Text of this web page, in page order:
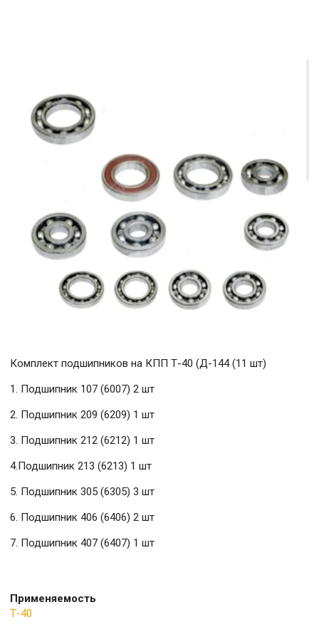
Комплект подшипников на КПП Т-40 (Д-144 (11 шт)
1. Подшипник 107 (6007) 2 шт
2. Подшипник 209 (6209) 1 шт
3. Подшипник 212 (6212) 1 шт
4.Подшипник 213 (6213) 1 шт
5. Подшипник 305 (6305) 3 шт
6. Подшипник 406 (6406) 2 шт
7. Подшипник 407 (6407) 1 шт
Применяемость
Т-40